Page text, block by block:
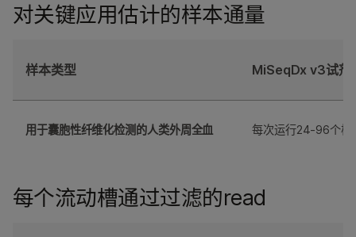
对关键应用估计的样本通量
样本类型 MiSeqDx v3试剂
用于囊胞性纤维化检测的人类外周全血 每次运行24-96个样
每个流动槽通过过滤的read